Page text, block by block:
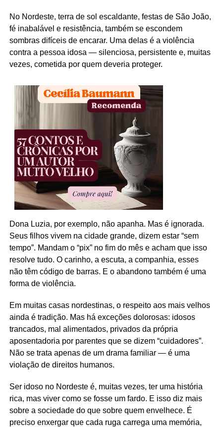
No Nordeste, terra de sol escaldante, festas de São João,
fé inabalável e resistência, também se escondem
sombras difíceis de encarar. Uma delas é a violência
contra a pessoa idosa — silenciosa, persistente e, muitas
vezes, cometida por quem deveria proteger.
Dona Luzia, por exemplo, não apanha. Mas é ignorada.
Seus filhos vivem na cidade grande, dizem estar “sem
tempo”. Mandam o “pix” no fim do mês e acham que isso
resolve tudo. O carinho, a escuta, a companhia, esses
não têm código de barras. E o abandono também é uma
forma de violência.
Em muitas casas nordestinas, o respeito aos mais velhos
ainda é tradição. Mas há exceções dolorosas: idosos
trancados, mal alimentados, privados da própria
aposentadoria por parentes que se dizem “cuidadores”.
Não se trata apenas de um drama familiar — é uma
violação de direitos humanos.
Ser idoso no Nordeste é, muitas vezes, ter uma história
rica, mas viver como se fosse um fardo. E isso diz mais
sobre a sociedade do que sobre quem envelhece. É
preciso enxergar que cada ruga carrega uma memória,